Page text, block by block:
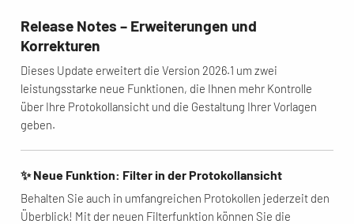
Release Notes – Erweiterungen und
Korrekturen
Dieses Update erweitert die Version 2026.1 um zwei
leistungsstarke neue Funktionen, die Ihnen mehr Kontrolle
über Ihre Protokollansicht und die Gestaltung Ihrer Vorlagen
geben.
✨ Neue Funktion: Filter in der Protokollansicht
Behalten Sie auch in umfangreichen Protokollen jederzeit den
Überblick! Mit der neuen Filterfunktion können Sie die